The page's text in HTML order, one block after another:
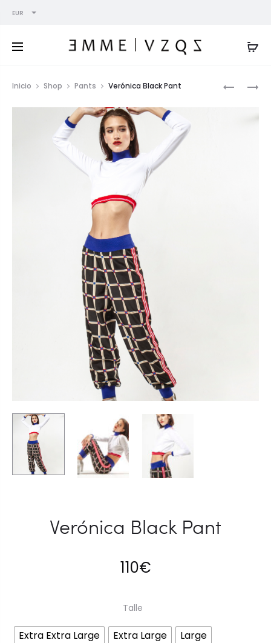
EUR
GRECA
Inicio Shop Pants Verónica Black Pant
Verónica Black Pant
110€
Talle
Extra Extra Large Extra Large
Large